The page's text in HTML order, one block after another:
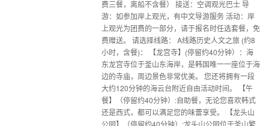
费三餐，离船不含餐） 接送：空调观光巴士 导
游：如参加岸上观光，有中文导游服务 活动：岸
上观光为团费的一部分，请于报名时任选套餐，免
费赠送。 请选择线路： A线路历史人文之旅 (约8
小时，含餐)： 【龙宫寺】(停留约40分钟）：海
东龙宫寺位于釜山东海岸，是韩国唯一一座位于海
边的寺庙，周边景色非常优美。 您还将拥有一段
大约120分钟的海云台附近自由活动时间。 【午
餐】（停留约40分钟）:自助餐，无论您喜欢韩式
还是西式，都可以满足您的味蕾享受。 【龙头山
公园】（停留约40分钟）:龙头山公园位于釜山繁